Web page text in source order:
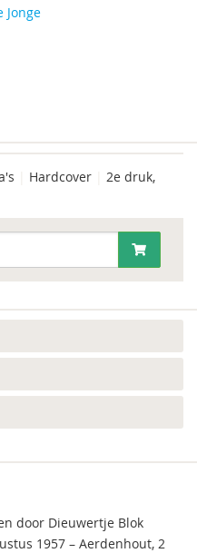
Jonge
Hardcover
2e druk,
door Dieuwertje Blok
1957 – Aerdenhout, 2